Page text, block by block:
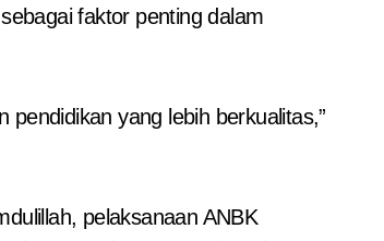
faktor penting dalam
yang lebih berkualitas,”
pelaksanaan ANBK